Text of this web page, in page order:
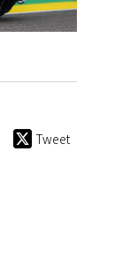
Tweet